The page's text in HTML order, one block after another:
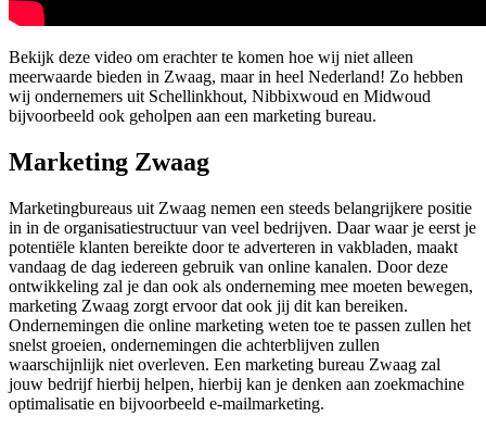
Bekijk deze video om erachter te komen hoe wij niet alleen
meerwaarde bieden in Zwaag, maar in heel Nederland! Zo hebben
wij ondernemers uit Schellinkhout, Nibbixwoud en Midwoud
bijvoorbeeld ook geholpen aan een marketing bureau.
Marketing Zwaag
Marketingbureaus uit Zwaag nemen een steeds belangrijkere positie
in in de organisatiestructuur van veel bedrijven. Daar waar je eerst je
potentiële klanten bereikte door te adverteren in vakbladen, maakt
vandaag de dag iedereen gebruik van online kanalen. Door deze
ontwikkeling zal je dan ook als onderneming mee moeten bewegen,
marketing Zwaag zorgt ervoor dat ook jij dit kan bereiken.
Ondernemingen die online marketing weten toe te passen zullen het
snelst groeien, ondernemingen die achterblijven zullen
waarschijnlijk niet overleven. Een marketing bureau Zwaag zal
jouw bedrijf hierbij helpen, hierbij kan je denken aan zoekmachine
optimalisatie en bijvoorbeeld e-mailmarketing.